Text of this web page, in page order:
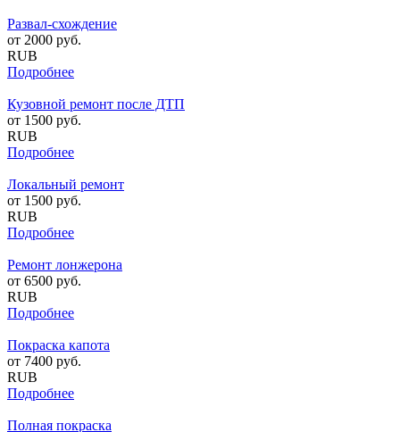
Развал-схождение
от 2000 руб.
RUB
Подробнее
Кузовной ремонт после ДТП
от 1500 руб.
RUB
Подробнее
Локальный ремонт
от 1500 руб.
RUB
Подробнее
Ремонт лонжерона
от 6500 руб.
RUB
Подробнее
Покраска капота
от 7400 руб.
RUB
Подробнее
Полная покраска